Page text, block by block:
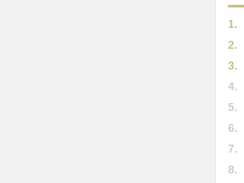
1.
2.
3.
4.
5.
6.
7.
8.